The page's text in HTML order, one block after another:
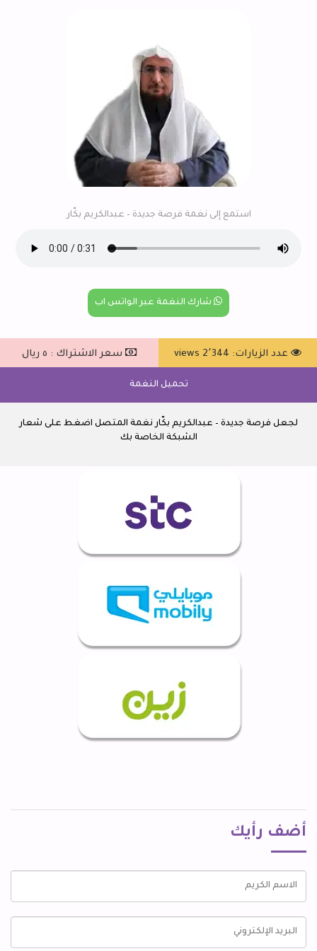
استمع إلى نغمة فرصة جديدة – عبدالكريم بكّار
شارك النغمة عبر الواتس اب
عدد الزيارات: 2٬344 views سعر الاشتراك : ٥ ريال
تحميل النغمة
لجعل فرصة جديدة – عبدالكريم بكّار نغمة المتصل اضغط على شعار
الشبكة الخاصة بك
أضف رأيك